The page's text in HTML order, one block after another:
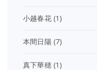
小越春花(1)
本間日陽(7)
真下華穂(1)